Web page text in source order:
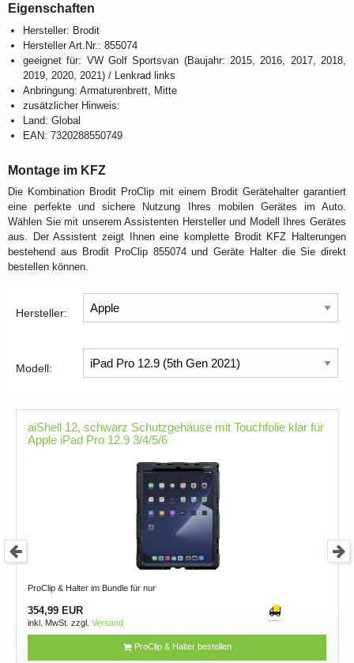
Eigenschaften
Hersteller: Brodit
Hersteller Art.Nr.: 855074
geeignet für: VW Golf Sportsvan (Baujahr: 2015, 2016, 2017, 2018,
2019, 2020, 2021) / Lenkrad links
Anbringung: Armaturenbrett, Mitte
zusätzlicher Hinweis:
Land: Global
EAN: 7320288550749
Montage im KFZ
Die Kombination Brodit ProClip mit einem Brodit Gerätehalter garantiert
eine perfekte und sichere Nutzung Ihres mobilen Gerätes im Auto.
Wählen Sie mit unserem Assistenten Hersteller und Modell Ihres Gerätes
aus. Der Assistent zeigt Ihnen eine komplette Brodit KFZ Halterungen
bestehend aus Brodit ProClip 855074 und Geräte Halter die Sie direkt
bestellen können.
Hersteller:
Modell:
aiShell 12, schwarz Schutzgehäuse mit Touchfolie klar für
Apple iPad Pro 12.9 3/4/5/6
ProClip & Halter im Bundle für nur
354,99 EUR
inkl. MwSt. zzgl. Versand
ProClip & Halter bestellen